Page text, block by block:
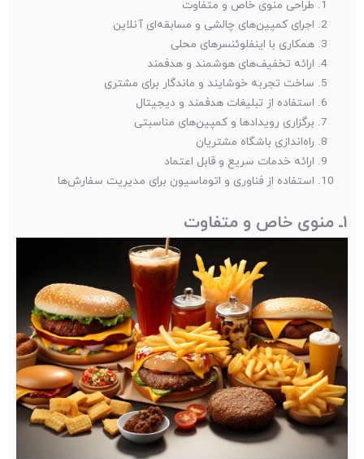
طراحی منوی خاص و متفاوت
اجرای کمپین‌های چالشی و مسابقه‌ای آنلاین
همکاری با اینفلوئنسرهای محلی
ارائه تخفیف‌های هوشمند و هدفمند
ساخت تجربه خوشایند و ماندگار برای مشتری
استفاده از تبلیغات هدفمند و دیجیتال
برگزاری رویدادها و کمپین‌های مناسبتی
راه‌اندازی باشگاه مشتریان
ارائه خدمات سریع و قابل اعتماد
استفاده از فناوری و اتوماسیون برای مدیریت سفارش‌ها
۱ـ منوی خاص و متفاوت